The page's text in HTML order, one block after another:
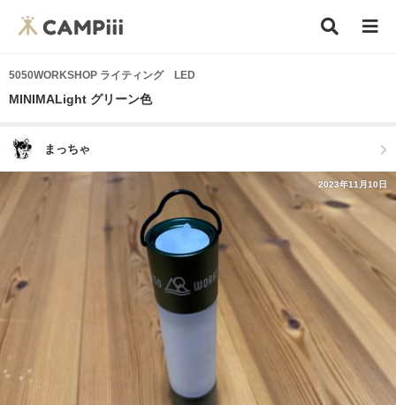
5050WORKSHOP ライティング LED
MINIMALight グリーン色
まっちゃ
2023年11月10日